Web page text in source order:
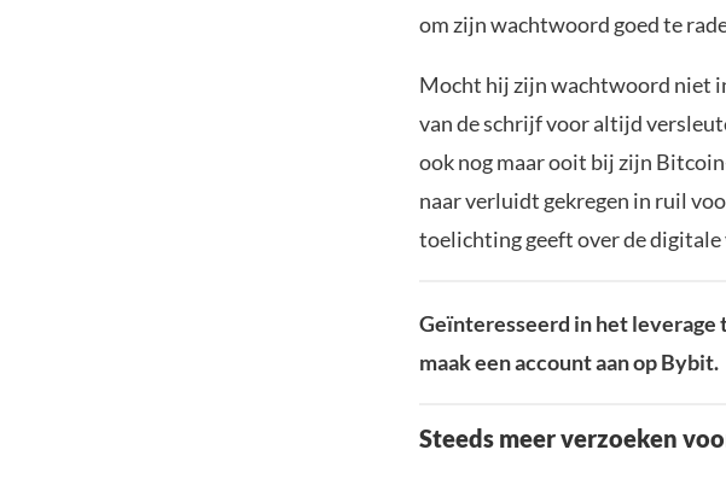
om zijn wachtwoord goed te
Mocht hij zijn wachtwoord niet
van de schrijf voor altijd
ook nog maar ooit bij zijn
naar verluidt gekregen in ruil
toelichting geeft over de digitale
Geïnteresseerd in het leverage
maak een account aan op Bybit.
Steeds meer verzoeken